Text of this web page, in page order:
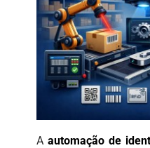
Aautomação de